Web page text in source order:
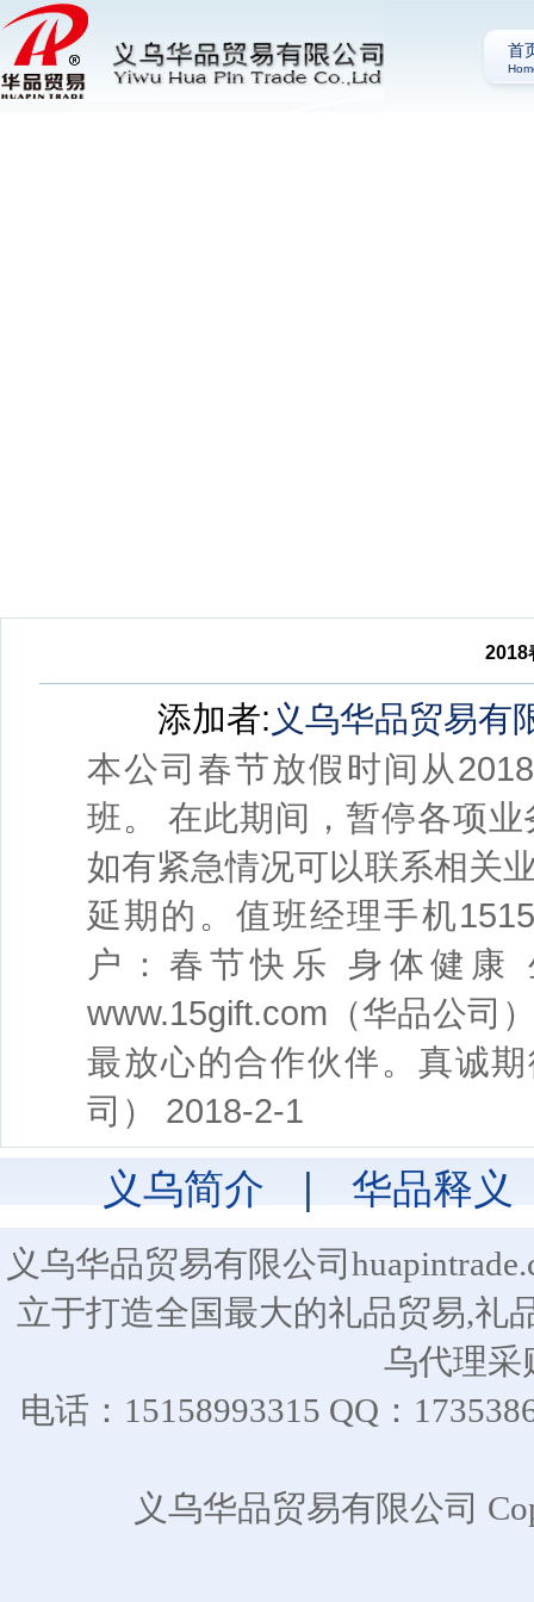
首
2018
添加者: 义乌华品贸易有
本公司春节放假时间从
班。 在此期间，暂停各项
如有紧急情况可以联系相关
延期的。值班经理手机
户：春节快乐 身体健康
www.15gift.com（华品公司
最放心的合作伙伴。真诚
司） 2018-2-1
义乌简介 | 华品释义
义乌华品贸易有限公司
立于打造全国最大的礼品贸易,礼
乌代理采
电话：15158993315 QQ：
义乌华品贸易有限公司